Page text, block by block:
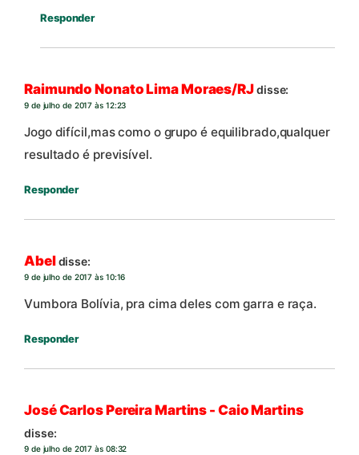
Responder
Raimundo Nonato Lima Moraes/RJdisse:
9 de julho de 2017 às 12:23
Jogo difícil,mas como o grupo é equilibrado,qualquer
resultado é previsível.
Responder
Abeldisse:
9 de julho de 2017 às 10:16
Vumbora Bolívia, pra cima deles com garra e raça.
Responder
José Carlos Pereira Martins - Caio Martins
disse:
9 de julho de 2017 às 08:32